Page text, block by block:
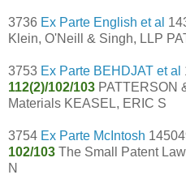
3736 Ex Parte English et al
Klein, O'Neill & Singh, LLP
3753 Ex Parte BEHDJAT et al
112(2)/102/103 PATTERSON
Materials KEASEL, ERIC S
3754 Ex Parte McIntosh
102/103 The Small Patent
N